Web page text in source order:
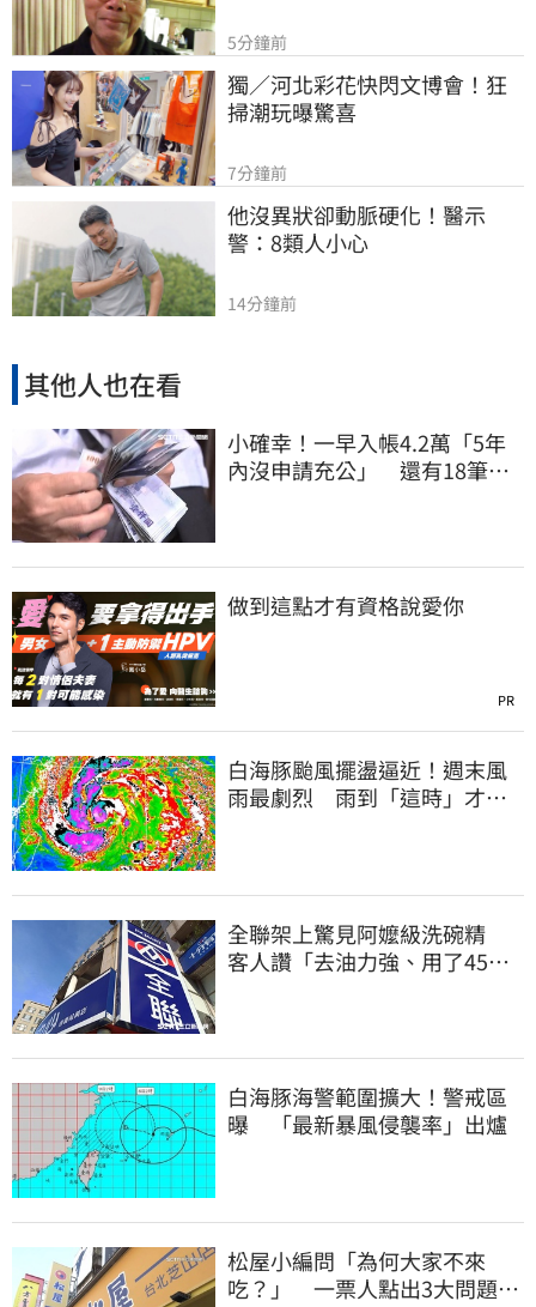
5分鐘前
獨／河北彩花快閃文博會！狂
掃潮玩曝驚喜
7分鐘前
他沒異狀卻動脈硬化！醫示
警：8類人小心
14分鐘前
其他人也在看
小確幸！一早入帳4.2萬「5年
內沒申請充公」 還有18筆錢
做到這點才有資格說愛你
PR
白海豚颱風擺盪逼近！週末風
雨最劇烈 雨到「這時」才趨
全聯架上驚見阿嬤級洗碗精
客人讚「去油力強、用了45
白海豚海警範圍擴大！警戒區
曝 「最新暴風侵襲率」出爐
松屋小編問「為何大家不來
吃？」 一票人點出3大問題：